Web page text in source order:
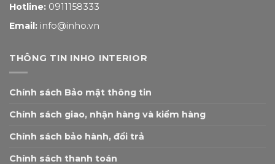
Hotline: 0911158333
Email: info@inho.vn
THÔNG TIN INHO INTERIOR
Chính sách Bảo mật thông tin
Chính sách giao, nhận hàng và kiểm hàng
Chính sách bảo hành, đổi trả
Chính sách thanh toán